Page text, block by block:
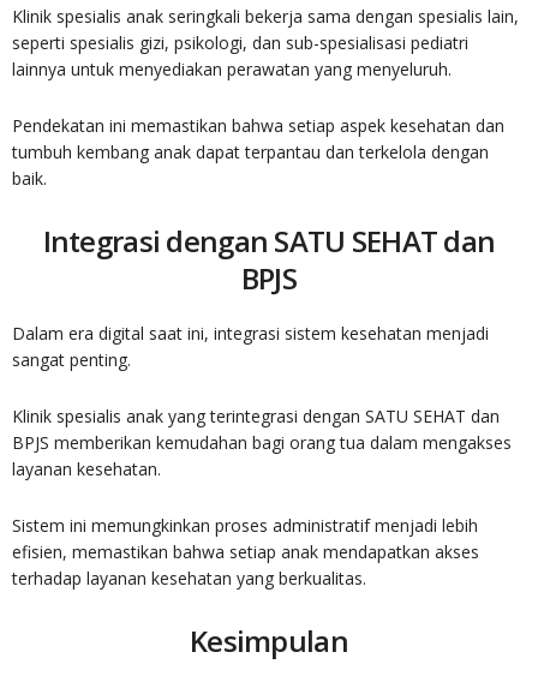
Klinik spesialis anak seringkali bekerja sama dengan spesialis lain,
seperti spesialis gizi, psikologi, dan sub-spesialisasi pediatri
lainnya untuk menyediakan perawatan yang menyeluruh.
Pendekatan ini memastikan bahwa setiap aspek kesehatan dan
tumbuh kembang anak dapat terpantau dan terkelola dengan
baik.
Integrasi dengan SATU SEHAT dan
BPJS
Dalam era digital saat ini, integrasi sistem kesehatan menjadi
sangat penting.
Klinik spesialis anak yang terintegrasi dengan SATU SEHAT dan
BPJS memberikan kemudahan bagi orang tua dalam mengakses
layanan kesehatan.
Sistem ini memungkinkan proses administratif menjadi lebih
efisien, memastikan bahwa setiap anak mendapatkan akses
terhadap layanan kesehatan yang berkualitas.
Kesimpulan